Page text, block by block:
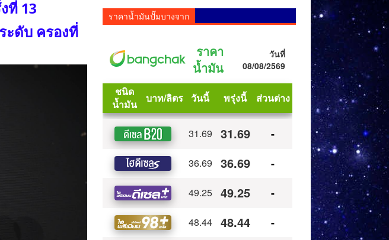
ที่ 13
ะดับ ครองที่
ราคาน้ำมันปั๊มบางจาก